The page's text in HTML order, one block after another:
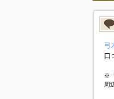
弓
口
※
周